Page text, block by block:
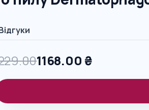
1168.00 ₴